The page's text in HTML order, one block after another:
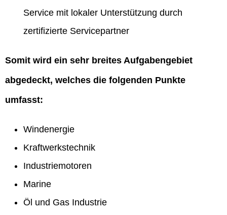
Service mit lokaler Unterstützung durch
zertifizierte Servicepartner
Somit wird ein sehr breites Aufgabengebiet
abgedeckt, welches die folgenden Punkte
umfasst:
Windenergie
Kraftwerkstechnik
Industriemotoren
Marine
Öl und Gas Industrie